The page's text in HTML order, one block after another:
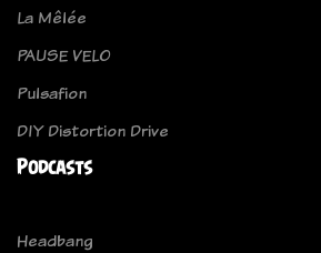
La Mêlée
PAUSE VELO
Pulsafion
DIY Distortion Drive
Podcasts
Headbang